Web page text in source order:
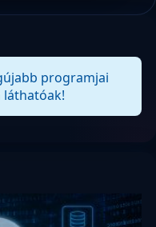
programjai
láthatóak!